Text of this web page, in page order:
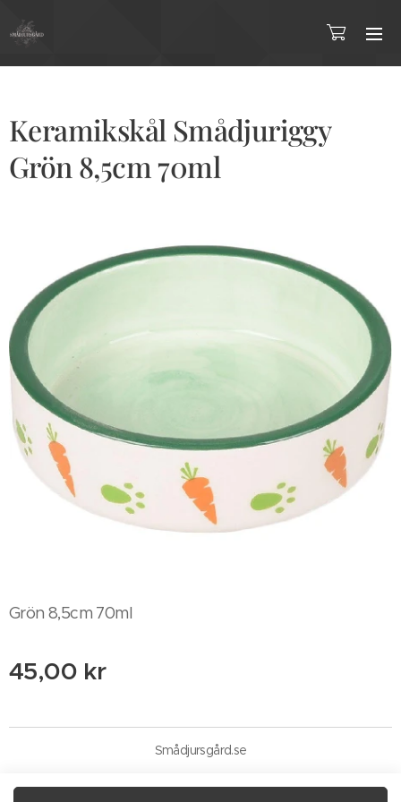
Keramikskål Smådjuriggy
Grön 8,5cm 70ml
Grön 8,5cm 70ml
45,00 kr
Smådjursgård.se